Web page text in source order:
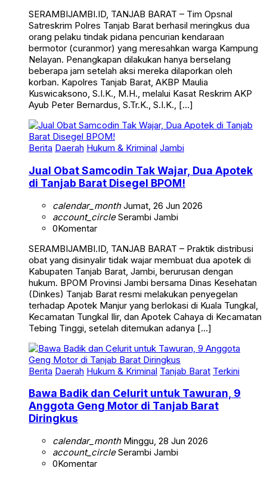
Satreskrim Polres Tanjab Barat berhasil meringkus dua
orang pelaku tindak pidana pencurian kendaraan
bermotor (curanmor) yang meresahkan warga Kampung
Nelayan. Penangkapan dilakukan hanya berselang
beberapa jam setelah aksi mereka dilaporkan oleh
korban. Kapolres Tanjab Barat, AKBP Maulia
Kuswicaksono, S.I.K., M.H., melalui Kasat Reskrim AKP
Ayub Peter Bernardus, S.Tr.K., S.I.K., […]
Berita Daerah Hukum & Kriminal
di Tanjab Barat Disegel BPOM!
account_circleSerambi Jambi
0Komentar
obat yang disinyalir tidak wajar membuat dua apotek di
Kabupaten Tanjab Barat, Jambi, berurusan dengan
hukum. BPOM Provinsi Jambi bersama Dinas Kesehatan
(Dinkes) Tanjab Barat resmi melakukan penyegelan
terhadap Apotek Manjur yang berlokasi di Kuala Tungkal,
Kecamatan Tungkal Ilir, dan Apotek Cahaya di Kecamatan
Tebing Tinggi, setelah ditemukan adanya […]
Berita Daerah Hukum & Kriminal Tanjab Barat
Anggota Geng Motor di Tanjab Barat
Diringkus
account_circleSerambi Jambi
0Komentar